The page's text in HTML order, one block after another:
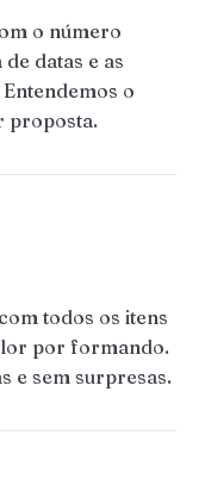
o número
datas e as
o
proposta.
todos os itens
por formando.
e sem surpresas.